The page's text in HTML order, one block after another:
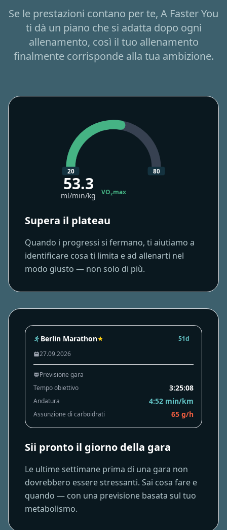
Se le prestazioni contano per te, A Faster You
ti dà un piano che si adatta dopo ogni
allenamento, così il tuo allenamento
finalmente corrisponde alla tua ambizione.
20 80
53.3
ml/min/kg VO₂max
Supera il plateau
Quando i progressi si fermano, ti aiutiamo a
identificare cosa ti limita e ad allenarti nel
modo giusto — non solo di più.
Berlin Marathon
51d
27.09.2026
Previsione gara
Tempo obiettivo
3:25:08
Andatura 4:52 min/km
Assunzione di carboidrati 65 g/h
Sii pronto il giorno della gara
Le ultime settimane prima di una gara non
dovrebbero essere stressanti. Sai cosa fare e
quando — con una previsione basata sul tuo
metabolismo.
246810121416